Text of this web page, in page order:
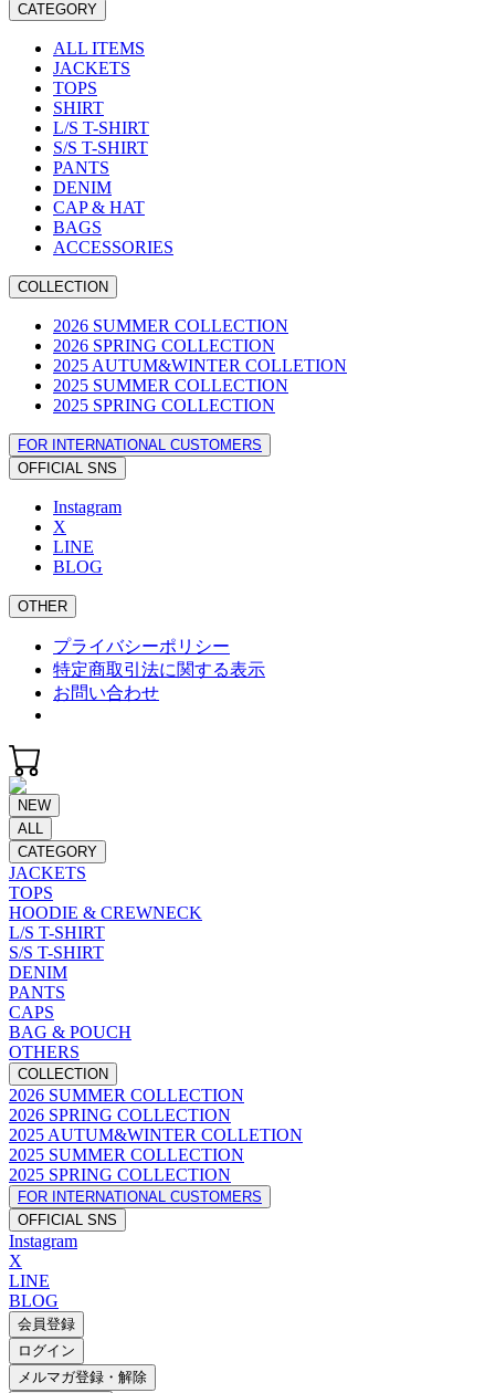
CATEGORY
ALL ITEMS
JACKETS
TOPS
SHIRT
L/S T-SHIRT
S/S T-SHIRT
PANTS
DENIM
CAP & HAT
BAGS
ACCESSORIES
COLLECTION
2026 SUMMER COLLECTION
2026 SPRING COLLECTION
2025 AUTUM&WINTER COLLETION
2025 SUMMER COLLECTION
2025 SPRING COLLECTION
FOR INTERNATIONAL CUSTOMERS
OFFICIAL SNS
Instagram
X
LINE
BLOG
OTHER
プライバシーポリシー
特定商取引法に関する表示
お問い合わせ
NEW
ALL
CATEGORY
JACKETS
TOPS
HOODIE & CREWNECK
L/S T-SHIRT
S/S T-SHIRT
DENIM
PANTS
CAPS
BAG & POUCH
OTHERS
COLLECTION
2026 SUMMER COLLECTION
2026 SPRING COLLECTION
2025 AUTUM&WINTER COLLETION
2025 SUMMER COLLECTION
2025 SPRING COLLECTION
FOR INTERNATIONAL CUSTOMERS
OFFICIAL SNS
Instagram
X
LINE
BLOG
会員登録
ログイン
メルマガ登録・解除